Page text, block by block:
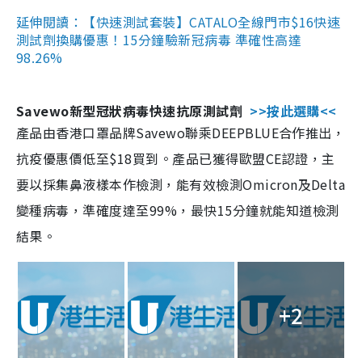
延伸閱讀：【快速測試套裝】CATALO全線門市$16快速
測試劑換購優惠！15分鐘驗新冠病毒 準確性高達
98.26%
Savewo新型冠狀病毒快速抗原測試劑 >>按此選購<<
產品由香港口罩品牌Savewo聯乘DEEPBLUE合作推出，
抗疫優惠價低至$18買到。產品已獲得歐盟CE認證，主
要以採集鼻液樣本作檢測，能有效檢測Omicron及Delta
變種病毒，準確度達至99%，最快15分鐘就能知道檢測
結果。
+2